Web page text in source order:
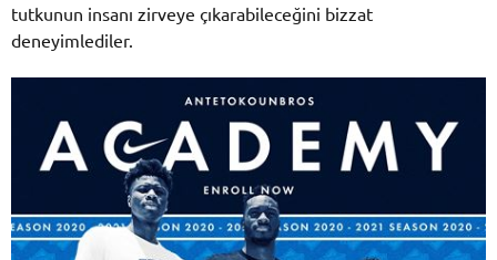
tutkunun insanı zirveye çıkarabileceğini bizzat
deneyimlediler.